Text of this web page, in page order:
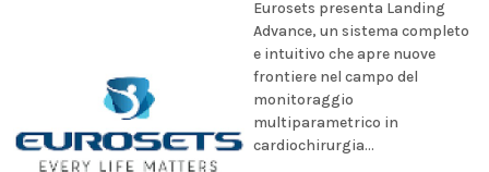
Eurosets presenta Landing
Advance, un sistema completo
e intuitivo che apre nuove
frontiere nel campo del
monitoraggio
multiparametrico in
cardiochirurgia...